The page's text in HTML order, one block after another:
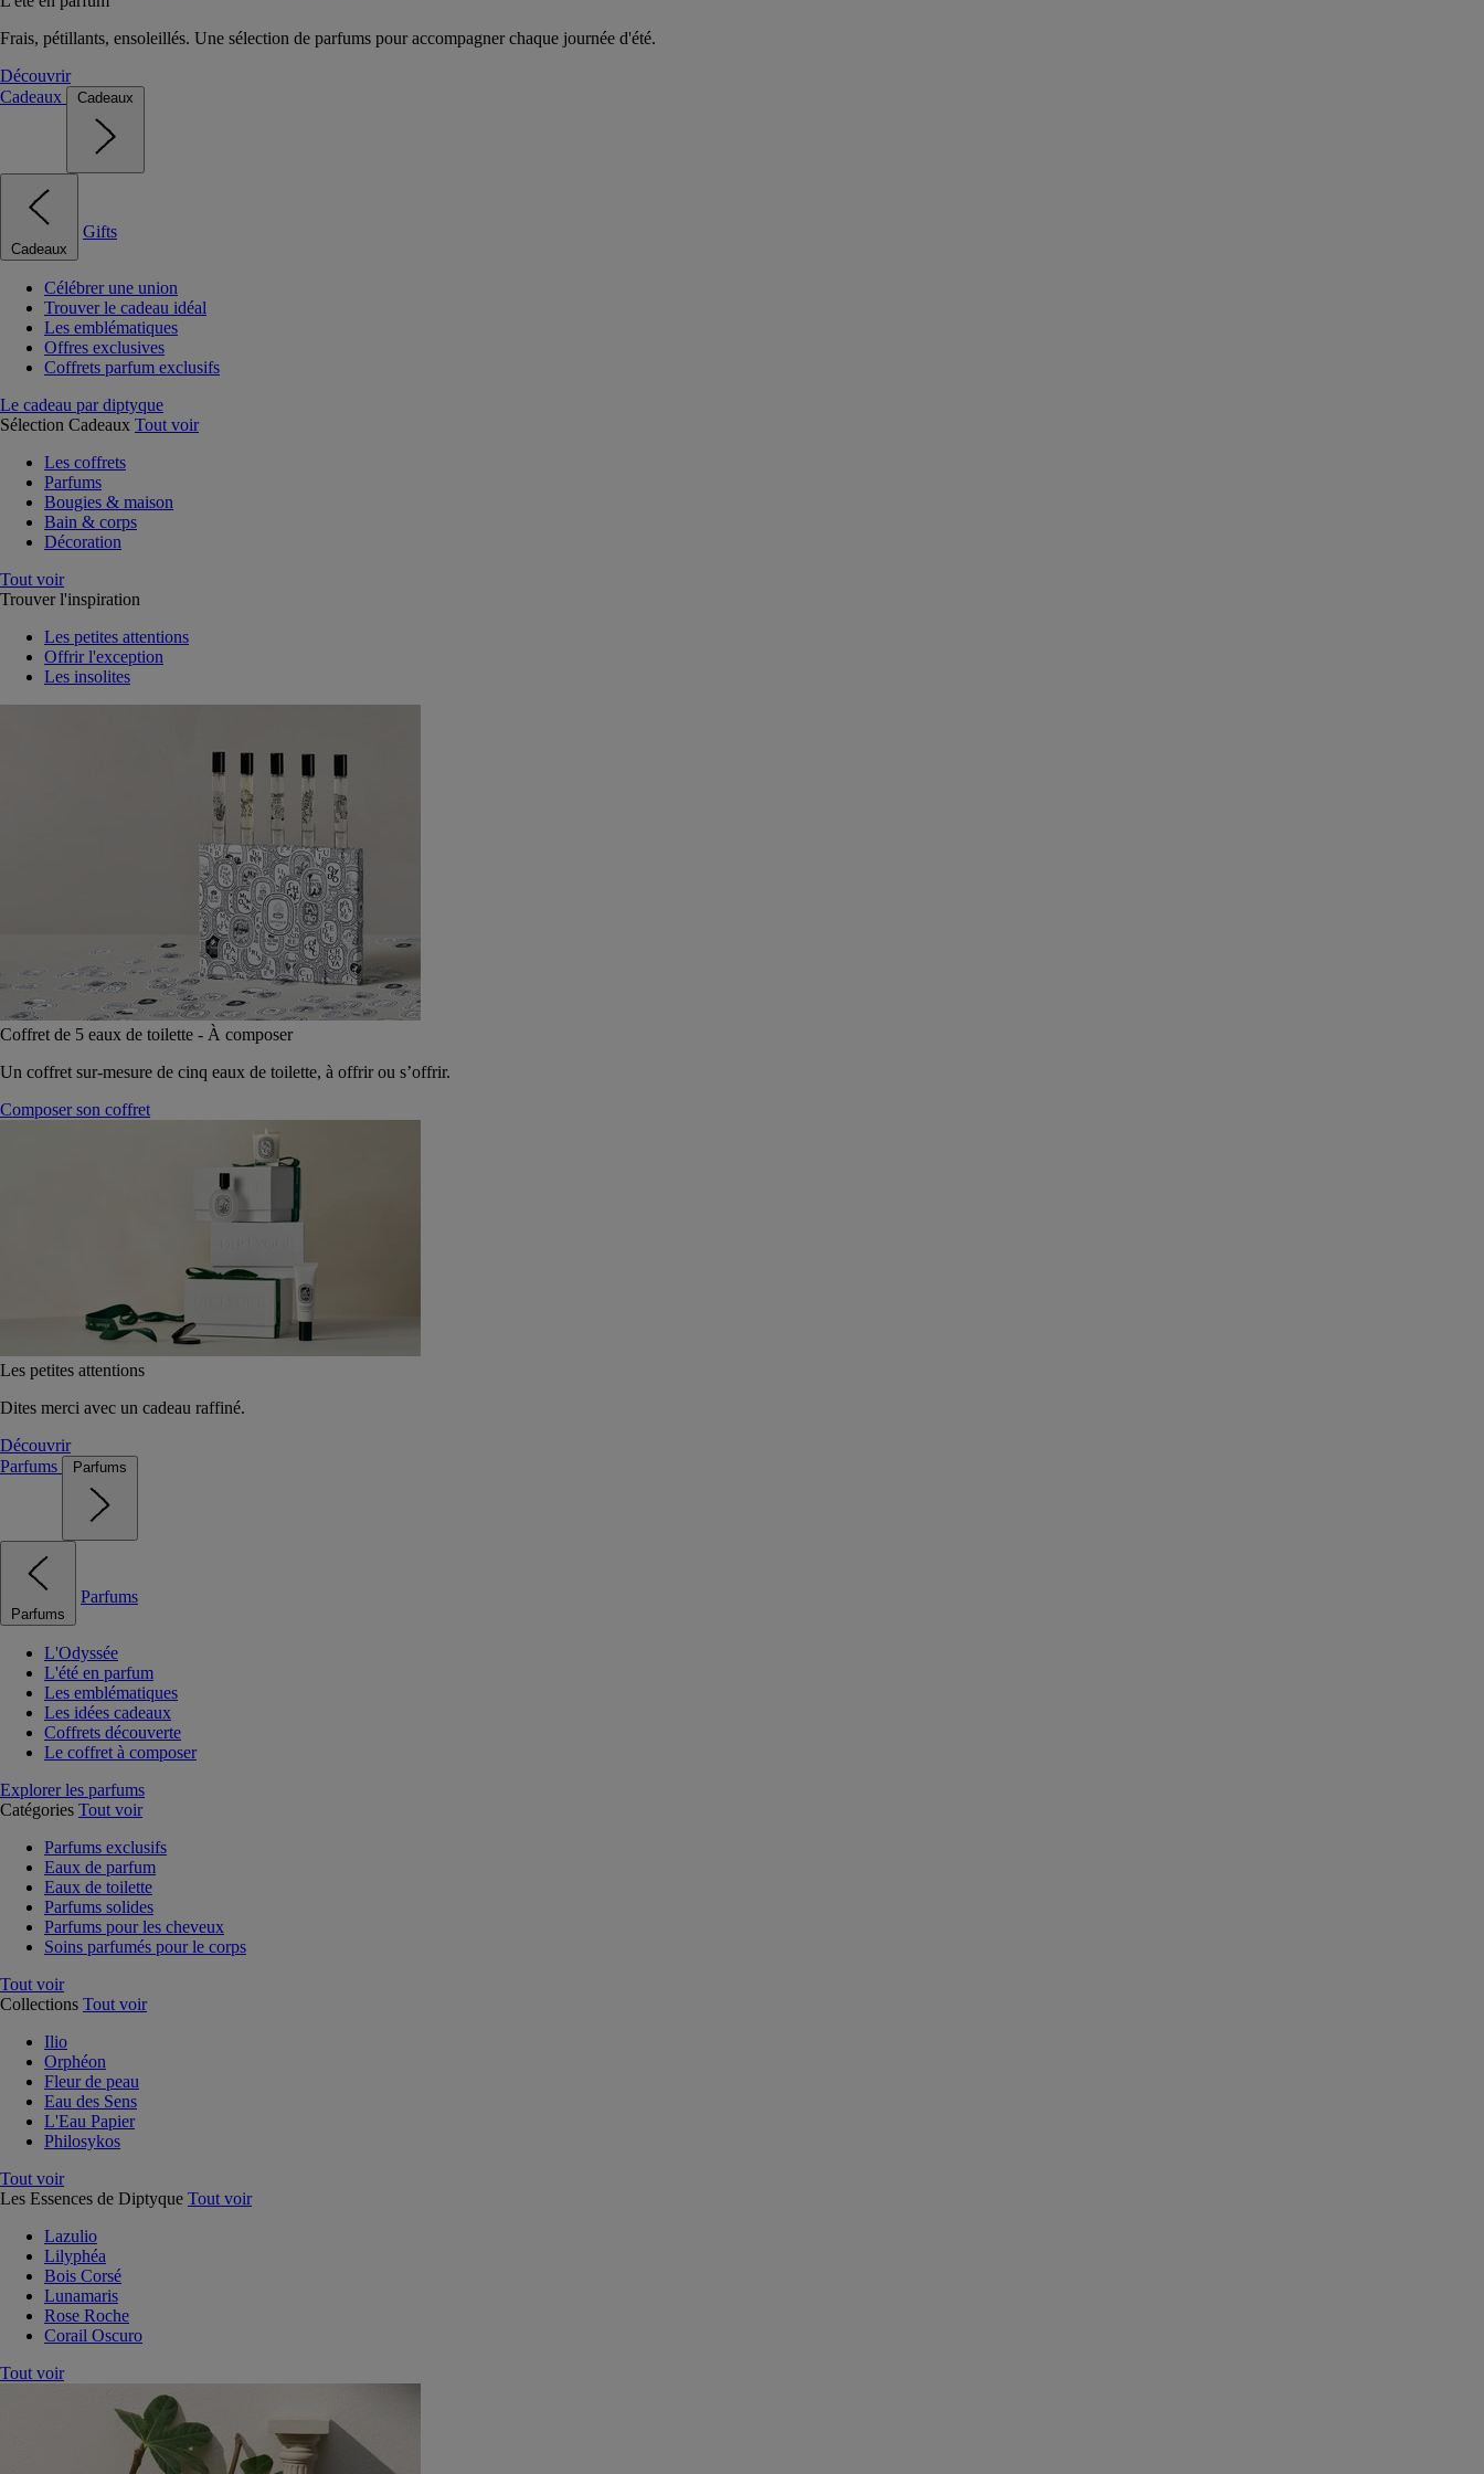
Frais, pétillants, ensoleillés. Une sélection de parfums pour accompagner chaque journée d'été.
Découvrir
Cadeaux
Cadeaux
Cadeaux
Gifts
Célébrer une union
Trouver le cadeau idéal
Les emblématiques
Offres exclusives
Coffrets parfum exclusifs
Le cadeau par diptyque
Sélection Cadeaux Tout voir
Les coffrets
Parfums
Bougies & maison
Bain & corps
Décoration
Tout voir
Trouver l'inspiration
Les petites attentions
Offrir l'exception
Les insolites
Coffret de 5 eaux de toilette - À composer
Un coffret sur-mesure de cinq eaux de toilette, à offrir ou s’offrir.
Composer son coffret
Les petites attentions
Dites merci avec un cadeau raffiné.
Découvrir
Parfums
Parfums
Parfums
Parfums
L'Odyssée
L'été en parfum
Les emblématiques
Les idées cadeaux
Coffrets découverte
Le coffret à composer
Explorer les parfums
Catégories Tout voir
Parfums exclusifs
Eaux de parfum
Eaux de toilette
Parfums solides
Parfums pour les cheveux
Soins parfumés pour le corps
Tout voir
Collections Tout voir
Ilio
Orphéon
Fleur de peau
Eau des Sens
L'Eau Papier
Philosykos
Tout voir
Les Essences de Diptyque Tout voir
Lazulio
Lilyphéa
Bois Corsé
Lunamaris
Rose Roche
Corail Oscuro
Tout voir